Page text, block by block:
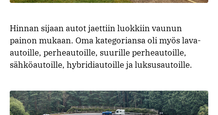
Hinnan sijaan autot jaettiin luokkiin vaunun
painon mukaan. Oma kategoriansa oli myös lava-
autoille, perheautoille, suurille perheautoille,
sähköautoille, hybridiautoille ja luksusautoille.